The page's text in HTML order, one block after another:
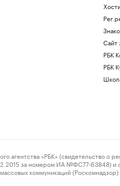
Сайт
РБК
РБК
«РБК» (свидетельство о
за номером ИА №ФС77-63848) и
коммуникаций